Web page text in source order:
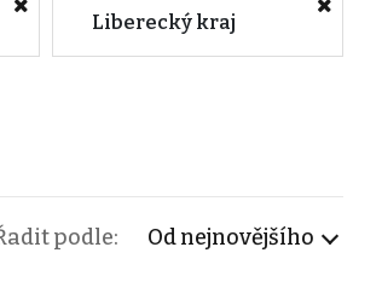
Liberecký kraj
podle: Od nejnovějšího